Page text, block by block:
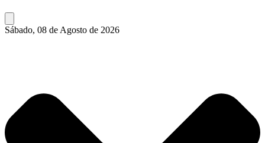
Sábado, 08 de Agosto de 2026